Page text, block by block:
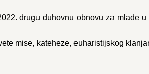
drugu duhovnu obnovu za mlade
mise, kateheze, euharistijskog